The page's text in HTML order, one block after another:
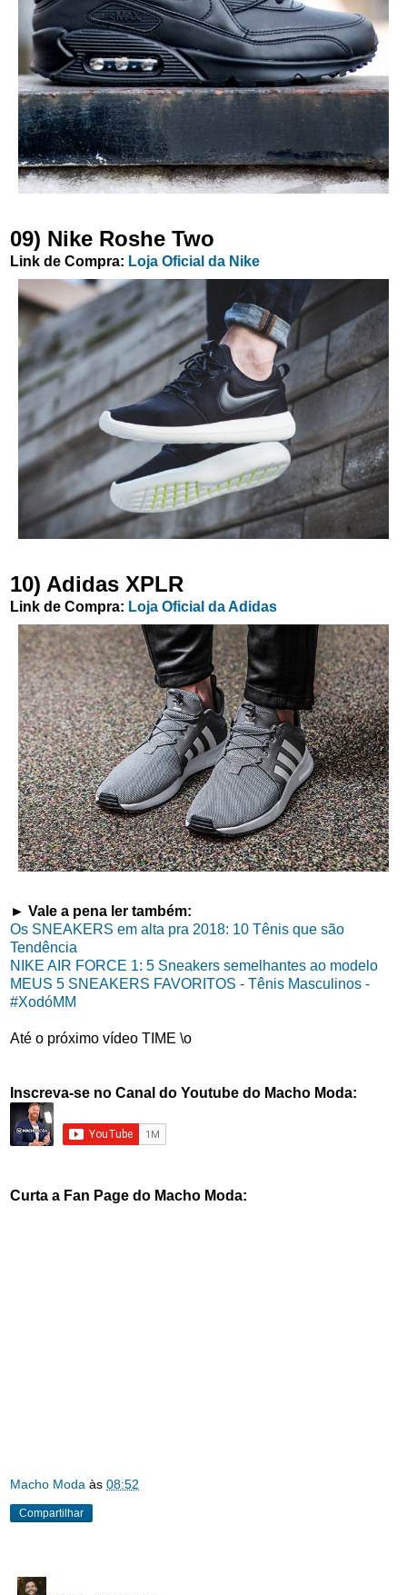
09) Nike Roshe Two
Link de Compra: Loja Oficial da Nike
10) Adidas XPLR
Link de Compra: Loja Oficial da Adidas
► Vale a pena ler também:
Os SNEAKERS em alta pra 2018: 10 Tênis que são
Tendência
NIKE AIR FORCE 1: 5 Sneakers semelhantes ao modelo
MEUS 5 SNEAKERS FAVORITOS - Tênis Masculinos -
#XodóMM
Até o próximo vídeo TIME \o
Inscreva-se no Canal do Youtube do Macho Moda:
Curta a Fan Page do Macho Moda:
Macho Moda às 08:52
Compartilhar